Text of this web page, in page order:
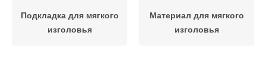
Подкладка для мягкого
изголовья
Материал для мягкого
изголовья